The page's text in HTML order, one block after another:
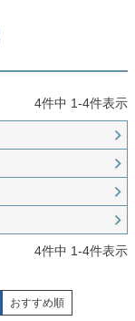
4件中 1-4件表示
4件中 1-4件表示
おすすめ順